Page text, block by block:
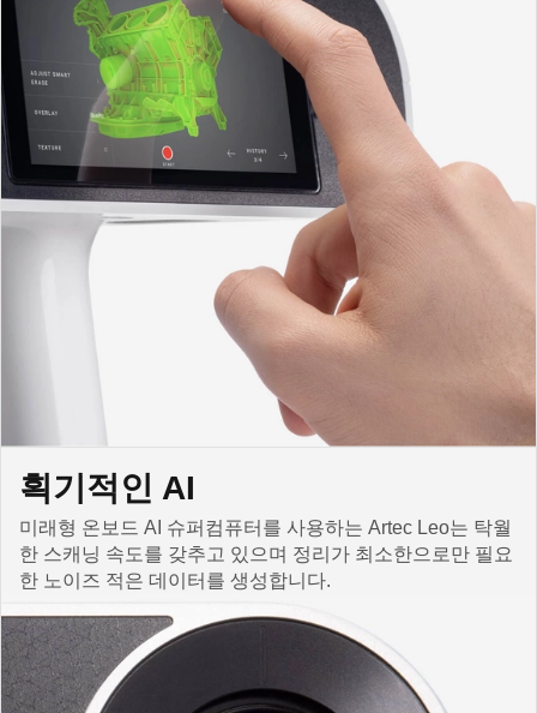
획기적인 AI
미래형 온보드 AI 슈퍼컴퓨터를 사용하는 Artec Leo는 탁월
한 스캐닝 속도를 갖추고 있으며 정리가 최소한으로만 필요
한 노이즈 적은 데이터를 생성합니다.